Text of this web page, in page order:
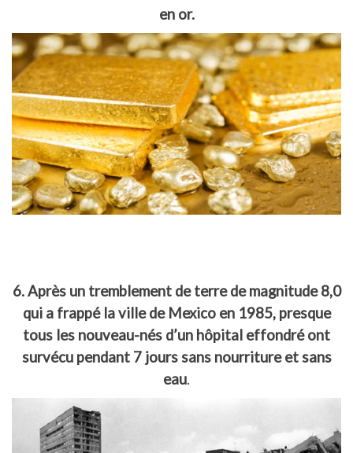
en or.
6. Après un tremblement de terre de magnitude 8,0
qui a frappé la ville de Mexico en 1985, presque
tous les nouveau-nés d’un hôpital effondré ont
survécu pendant 7 jours sans nourriture et sans
eau.